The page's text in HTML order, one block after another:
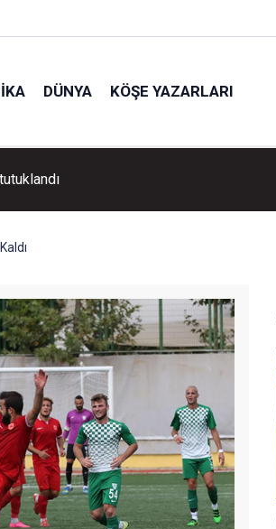
DÜNYA KÖŞE YAZARLARI
Volkan Demirel'e tebrik ziyareti!